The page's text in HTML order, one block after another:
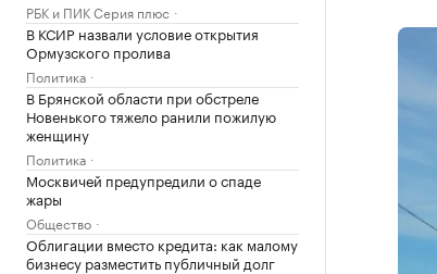
РБК и ПИК Серия плюс
В КСИР назвали условие открытия
Ормузского пролива
Политика
В Брянской области при обстреле
Новенького тяжело ранили пожилую
женщину
Политика
Москвичей предупредили о спаде
жары
Общество
Облигации вместо кредита: как малому
бизнесу разместить публичный долг